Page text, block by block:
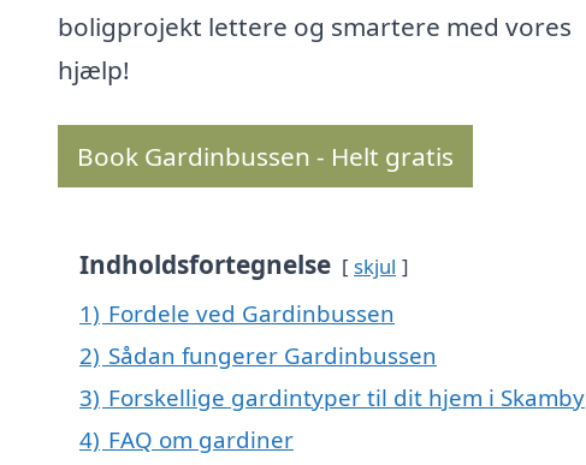
boligprojekt lettere og smartere med vores
hjælp!
Book Gardinbussen - Helt gratis
Indholdsfortegnelse skjul
1) Fordele ved Gardinbussen
2) Sådan fungerer Gardinbussen
3) Forskellige gardintyper til dit hjem i Skamby
4) FAQ om gardiner